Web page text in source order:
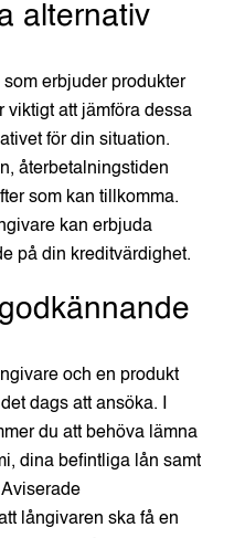
alternativ
erbjuder produkter
viktigt att jämföra dessa
för din situation.
återbetalningstiden
som kan tillkomma.
kan erbjuda
på din kreditvärdighet.
och en produkt
dags att ansöka. I
du att behöva lämna
dina befintliga lån samt
långivaren ska få en